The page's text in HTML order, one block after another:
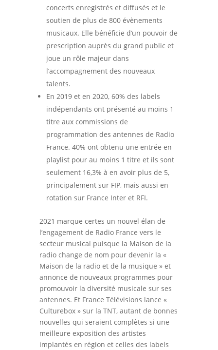
concerts enregistrés et diffusés et le
soutien de plus de 800 évènements
musicaux. Elle bénéficie d’un pouvoir de
prescription auprès du grand public et
joue un rôle majeur dans
l’accompagnement des nouveaux
talents.
En 2019 et en 2020, 60% des labels
indépendants ont présenté au moins 1
titre aux commissions de
programmation des antennes de Radio
France. 40% ont obtenu une entrée en
playlist pour au moins 1 titre et ils sont
seulement 16,3% à en avoir plus de 5,
principalement sur FIP, mais aussi en
rotation sur France Inter et RFI.
2021 marque certes un nouvel élan de
l’engagement de Radio France vers le
secteur musical puisque la Maison de la
radio change de nom pour devenir la «
Maison de la radio et de la musique » et
annonce de nouveaux programmes pour
promouvoir la diversité musicale sur ses
antennes. Et France Télévisions lance «
Culturebox » sur la TNT, autant de bonnes
nouvelles qui seraient complètes si une
meilleure exposition des artistes
implantés en région et celles des labels